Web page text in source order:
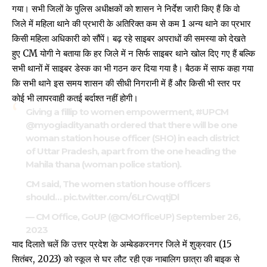
गया। सभी जिलों के पुलिस अधीक्षकों को शासन ने निर्देश जारी किए हैं कि वो
जिले में महिला थाने की प्रभारी के अतिरिक्त कम से कम 1 अन्य थाने का प्रभार
किसी महिला अधिकारी को सौंपें। बढ़ रहे साइबर अपराधों की समस्या को देखते
हुए CM योगी ने बताया कि हर जिले में न सिर्फ साइबर थाने खोल दिए गए हैं बल्कि
सभी थानों में साइबर डेस्क का भी गठन कर दिया गया है। बैठक में साफ कहा गया
कि सभी थाने इस समय शासन की सीधी निगरानी में हैं और किसी भी स्तर पर
कोई भी लापरवाही कतई बर्दाश्त नहीं होगी।
Giving a fillip to women empowerment, #UPCM
@myogiadityanathordered that there will be one
woman station house officer (SHO) in each district
of Uttar Pradesh, apart from the one heading the
Mahila thana (woman police station).
CM said, The women station house officers
should… pic.twitter.com/6LrCwqtjDl
— CM Office, GoUP (@CMOfficeUP) September 26,
2023
याद दिलाते चलें कि उत्तर प्रदेश के अम्बेडकरनगर जिले में शुक्रवार (15
सितंबर, 2023) को स्कूल से घर लौट रही एक नाबालिग छात्रा की बाइक से